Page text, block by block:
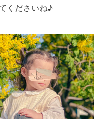
くださいね♪